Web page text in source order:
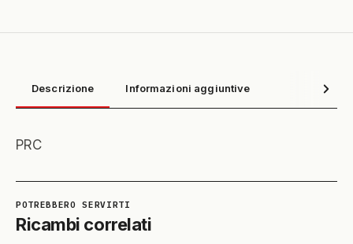
Descrizione Informazioni aggiuntive
PRC
Ricambi correlati